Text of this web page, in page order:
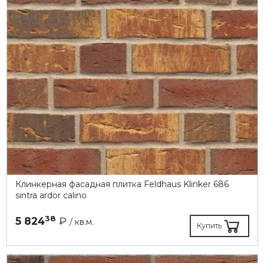
Клинкерная фасадная плитка Feldhaus Klinker 686
sintra ardor calino
5 82438 ₽ / кв.м. Купить